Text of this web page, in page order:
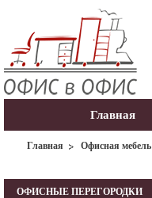
Главная
Главная Офисная мебель
ОФИСНЫЕ ПЕРЕГОРОДКИ